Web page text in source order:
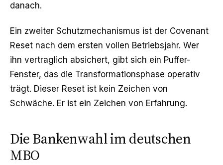
danach.
Ein zweiter Schutzmechanismus ist der Covenant
Reset nach dem ersten vollen Betriebsjahr. Wer
ihn vertraglich absichert, gibt sich ein Puffer-
Fenster, das die Transformationsphase operativ
trägt. Dieser Reset ist kein Zeichen von
Schwäche. Er ist ein Zeichen von Erfahrung.
Die Bankenwahl im deutschen
MBO